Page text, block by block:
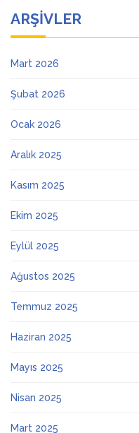
ARŞIVLER
Mart 2026
Şubat 2026
Ocak 2026
Aralık 2025
Kasım 2025
Ekim 2025
Eylül 2025
Ağustos 2025
Temmuz 2025
Haziran 2025
Mayıs 2025
Nisan 2025
Mart 2025